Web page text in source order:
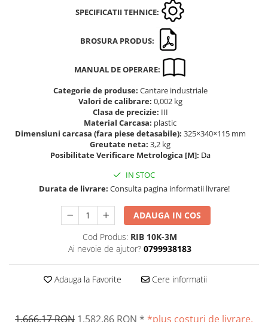
Bare suport (Newtoniene)
Metoda Pulse-Echo
Masurarea intensitatii sunetului
Standuri testare forta
Standuri testare manuala
Standuri testare motorizata
Cap pivotant
Convertor Analog-Digital
Cutie de jonctiune
Picioare ajustabile
Piese pentru compresiune
Piulite zimtate si hexagonale
Placa de montaj
Placi etalon
Set suruburi otel
SPECIFICATII TEHNICE:
BROSURA PRODUS:
MANUAL DE OPERARE:
Categorie de produse: Cantare industriale
Valori de calibrare: 0,002 kg
Clasa de precizie: III
Material Carcasa: plastic
Dimensiuni carcasa (fara piese detasabile): 325×340×115 mm
Greutate neta: 3,2 kg
Posibilitate Verificare Metrologica [M]: Da
IN STOC
Durata de livrare: Consulta pagina informatii livrare!
ADAUGA IN COS
Cod Produs: RIB 10K-3M
Ai nevoie de ajutor? 0799938183
Adauga la Favorite Cere informatii
1.666,17 RON 1.582,86 RON * *plus costuri de livrare,